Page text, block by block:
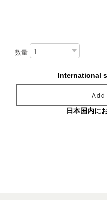
数量
International
日本国内に